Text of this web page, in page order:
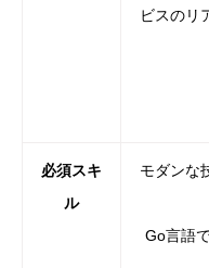
ビスのリ
必須スキ
ル
モダンな
Go言語